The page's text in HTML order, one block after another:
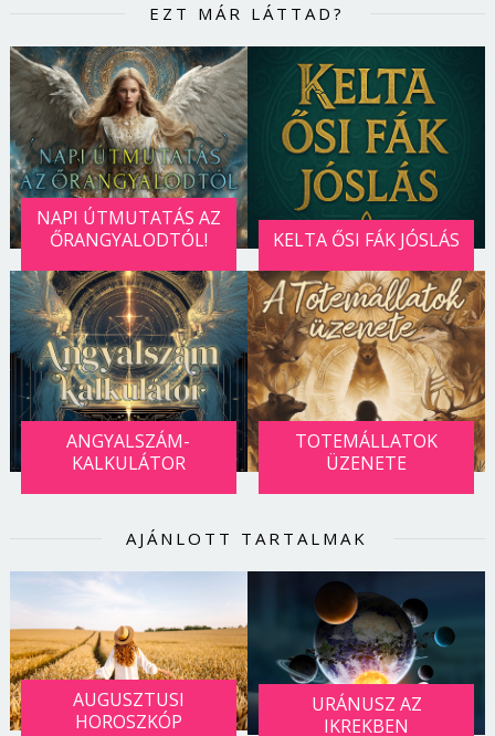
EZT MÁR LÁTTAD?
NAPI ÚTMUTATÁS AZ
ŐRANGYALODTÓL!
KELTA ŐSI FÁK JÓSLÁS
ANGYALSZÁM-
KALKULÁTOR
TOTEMÁLLATOK
ÜZENETE
AJÁNLOTT TARTALMAK
AUGUSZTUSI
HOROSZKÓP
URÁNUSZ AZ
IKREKBEN
Borsonline bejelentkezés
E-mail cím vagy felhasználónév